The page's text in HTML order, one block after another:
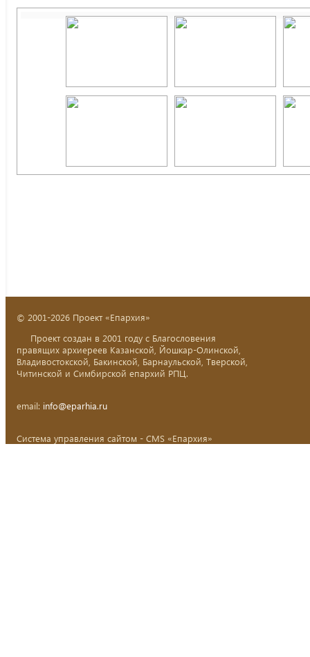
© 2001-2026 Проект «Епархия»
Проект создан в 2001 году с Благословения
правящих архиереев Казанской, Йошкар-Олинской,
Владивостокской, Бакинской, Барнаульской, Тверской,
Читинской и Симбирской епархий РПЦ.
email: info@eparhia.ru
Система управления сайтом - CMS «Епархия»